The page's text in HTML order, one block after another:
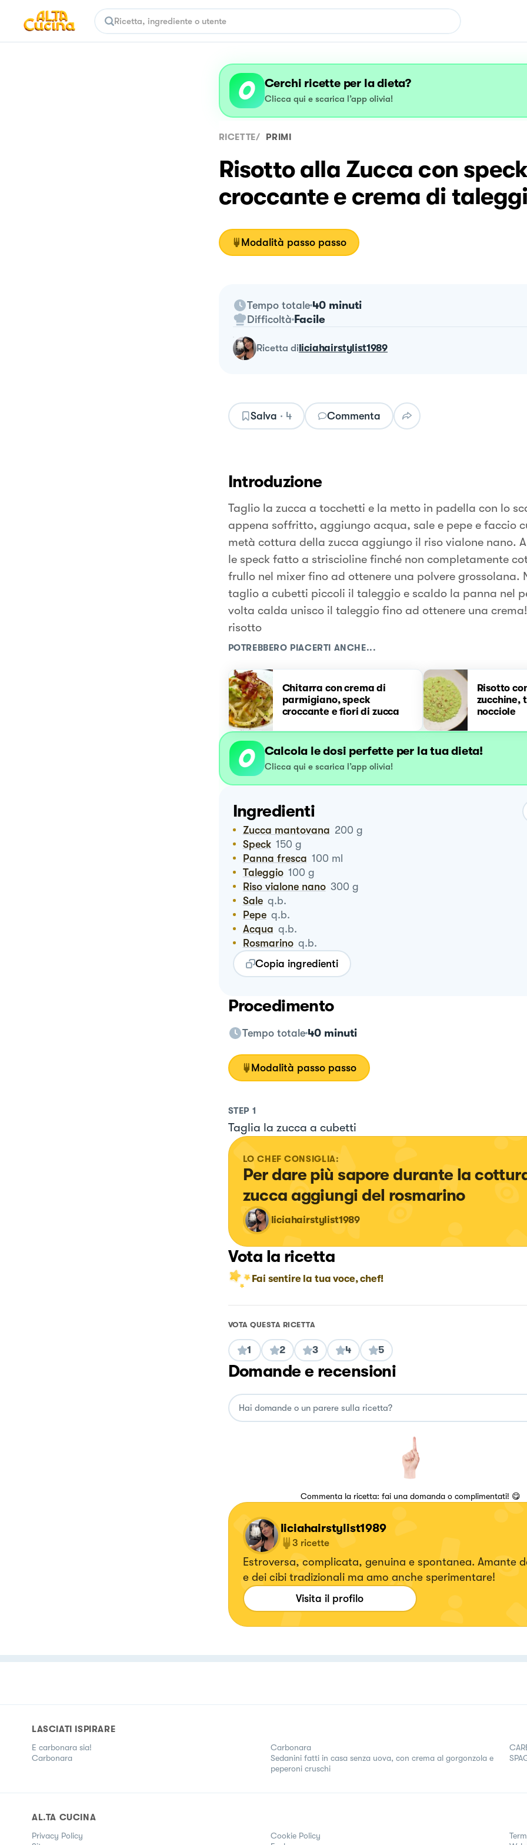
Cerchi ricette per la dieta?
Clicca qui e scarica l’app olivia!
RICETTE/ PRIMI
Risotto alla Zucca con
croccante e crema di
Modalità passo passo
Tempo totale 40 minuti
Difficoltà Facile
ricetta diliciahairstylist1989
Salva · 4 Commenta
Introduzione
Taglio la zucca a tocchetti e la metto in padella con lo
appena soffritto, aggiungo acqua, sale e pepe e faccio
metà cottura della zucca aggiungo il riso vialone nano.
le speck fatto a striscioline finché non completamente
frullo nel mixer fino ad ottenere una polvere grossolana.
taglio a cubetti piccoli il taleggio e scaldo la panna nel
volta calda unisco il taleggio fino ad ottenere una
risotto
POTREBBERO PIACERTI ANCHE...
Chitarra con crema di
parmigiano, speck
croccante e fiori di zucca
Risotto
zucchine,
nocciole
Calcola le dosi perfette per la tua dieta!
Clicca qui e scarica l’app olivia!
Ingredienti
Zucca mantovana 200 g
Speck 150 g
Panna fresca 100 ml
Taleggio 100 g
Riso vialone nano 300 g
Sale q.b.
Pepe q.b.
Acqua q.b.
Rosmarino q.b.
Copia ingredienti
Procedimento
Tempo totale 40 minuti
Modalità passo passo
STEP 1
Taglia la zucca a cubetti
LO CHEF CONSIGLIA:
Per dare più sapore durante la
zucca aggiungi del rosmarino
liciahairstylist1989
Vota la ricetta
Fai sentire la tua voce, chef!
VOTA QUESTA RICETTA
1 2 3 4 5
Domande e recensioni
Commenta la ricetta: fai una domanda o complimentati! 😋
liciahairstylist1989
3 ricette
Estroversa, complicata, genuina e spontanea. Amante
e dei cibi tradizionali ma amo anche sperimentare!
Visita il profilo
LASCIATI ISPIRARE
E carbonara sia!
Carbonara
Carbonara
Sedanini fatti in casa senza uova, con crema al gorgonzola e
peperoni cruschi
AL.TA CUCINA
Privacy Policy Cookie Policy